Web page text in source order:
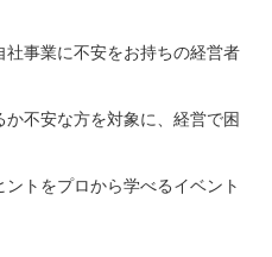
事業に不安をお持ちの経営者
不安な方を対象に、経営で困
トをプロから学べるイベント